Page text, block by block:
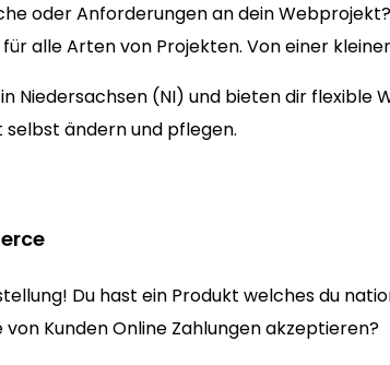
oder Anforderungen an dein
alle Arten von Projekten. Von einer
Niedersachsen (NI) und bieten dir
ändern und pflegen.
Du hast ein Produkt welches du
Kunden Online Zahlungen akzeptieren?